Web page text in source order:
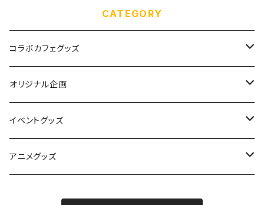
CATEGORY
コラボカフェグッズ
ぱんちゅ〜るカフェ
ラブピカルポッピー
きみがいちばんCAFE
ALICEの館35
オリジナル企画
アクリル用フレーム
flagLABO
イベントグッズ
絵師100人展 14
アニメグッズ